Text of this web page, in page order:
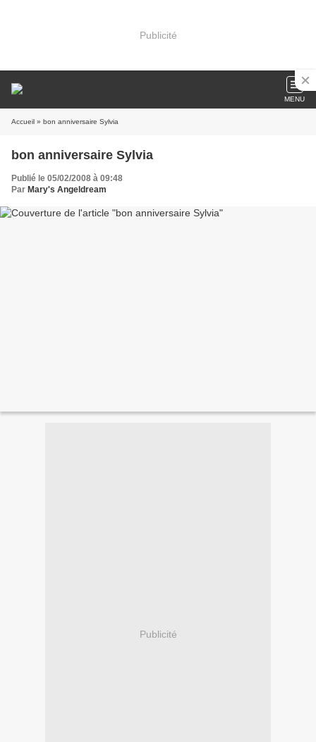
Publicité
MENU
Accueil » bon anniversaire Sylvia
bon anniversaire Sylvia
Publié le 05/02/2008 à 09:48
Par Mary's Angeldream
Publicité